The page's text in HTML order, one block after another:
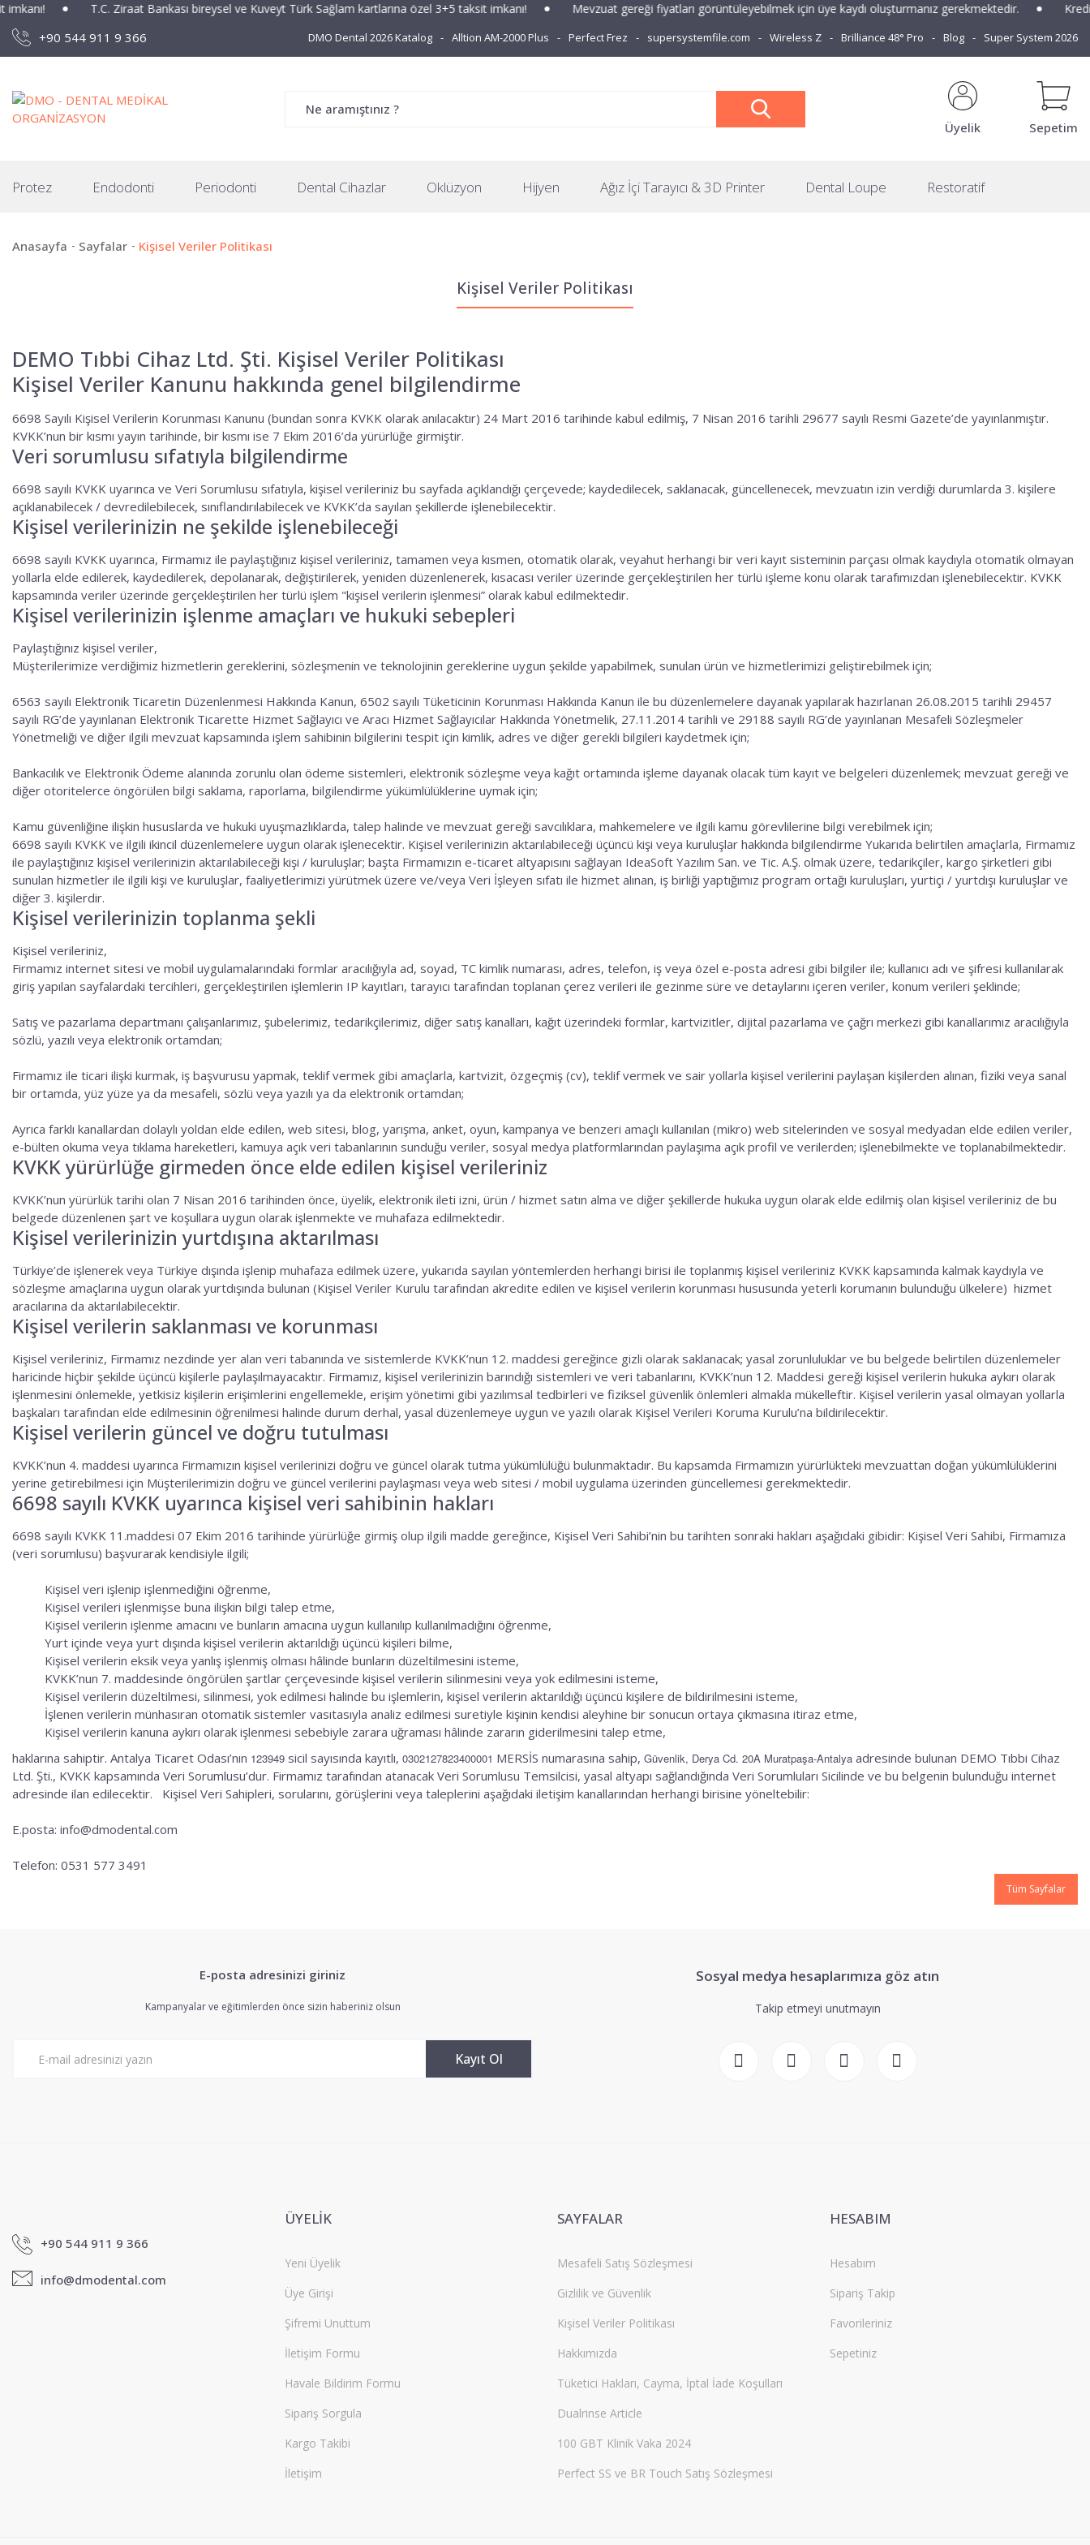
T.C. Ziraat Bankası bireysel ve Kuveyt Türk Sağlam kartlarına özel 3+5 taksit imkanı! Mevzuat gereği fiyatları görüntüleyebilmek için üye kaydı oluşturmanız gerekmektedir. Kredi
+90 544 911 9 366 DMO Dental 2026 Katalog Alltion AM-2000 Plus Perfect Frez supersystemfile.com Wireless Z Brilliance 48° Pro Blog Super System 2026
Üyelik Sepetim
Protez Endodonti Periodonti Dental Cihazlar Oklüzyon Hijyen Ağız İçi Tarayıcı & 3D Printer Dental Loupe Restoratif
Anasayfa Sayfalar Kişisel Veriler Politikası
Kişisel Veriler Politikası
DEMO Tıbbi Cihaz Ltd. Şti. Kişisel Veriler Politikası
Kişisel Veriler Kanunu hakkında genel bilgilendirme
6698 Sayılı Kişisel Verilerin Korunması Kanunu (bundan sonra KVKK olarak anılacaktır) 24 Mart 2016 tarihinde kabul edilmiş, 7 Nisan 2016 tarihli 29677 sayılı Resmi Gazete’de yayınlanmıştır.
KVKK’nun bir kısmı yayın tarihinde, bir kısmı ise 7 Ekim 2016’da yürürlüğe girmiştir.
Veri sorumlusu sıfatıyla bilgilendirme
6698 sayılı KVKK uyarınca ve Veri Sorumlusu sıfatıyla, kişisel verileriniz bu sayfada açıklandığı çerçevede; kaydedilecek, saklanacak, güncellenecek, mevzuatın izin verdiği durumlarda 3. kişilere
açıklanabilecek / devredilebilecek, sınıflandırılabilecek ve KVKK’da sayılan şekillerde işlenebilecektir.
Kişisel verilerinizin ne şekilde işlenebileceği
6698 sayılı KVKK uyarınca, Firmamız ile paylaştığınız kişisel verileriniz, tamamen veya kısmen, otomatik olarak, veyahut herhangi bir veri kayıt sisteminin parçası olmak kaydıyla otomatik olmayan
yollarla elde edilerek, kaydedilerek, depolanarak, değiştirilerek, yeniden düzenlenerek, kısacası veriler üzerinde gerçekleştirilen her türlü işleme konu olarak tarafımızdan işlenebilecektir. KVKK
kapsamında veriler üzerinde gerçekleştirilen her türlü işlem "kişisel verilerin işlenmesi” olarak kabul edilmektedir.
Kişisel verilerinizin işlenme amaçları ve hukuki sebepleri
Paylaştığınız kişisel veriler,
Müşterilerimize verdiğimiz hizmetlerin gereklerini, sözleşmenin ve teknolojinin gereklerine uygun şekilde yapabilmek, sunulan ürün ve hizmetlerimizi geliştirebilmek için;
6563 sayılı Elektronik Ticaretin Düzenlenmesi Hakkında Kanun, 6502 sayılı Tüketicinin Korunması Hakkında Kanun ile bu düzenlemelere dayanak yapılarak hazırlanan 26.08.2015 tarihli 29457
sayılı RG’de yayınlanan Elektronik Ticarette Hizmet Sağlayıcı ve Aracı Hizmet Sağlayıcılar Hakkında Yönetmelik, 27.11.2014 tarihli ve 29188 sayılı RG’de yayınlanan Mesafeli Sözleşmeler
Yönetmeliği ve diğer ilgili mevzuat kapsamında işlem sahibinin bilgilerini tespit için kimlik, adres ve diğer gerekli bilgileri kaydetmek için;
Bankacılık ve Elektronik Ödeme alanında zorunlu olan ödeme sistemleri, elektronik sözleşme veya kağıt ortamında işleme dayanak olacak tüm kayıt ve belgeleri düzenlemek; mevzuat gereği ve
diğer otoritelerce öngörülen bilgi saklama, raporlama, bilgilendirme yükümlülüklerine uymak için;
Kamu güvenliğine ilişkin hususlarda ve hukuki uyuşmazlıklarda, talep halinde ve mevzuat gereği savcılıklara, mahkemelere ve ilgili kamu görevlilerine bilgi verebilmek için;
6698 sayılı KVKK ve ilgili ikincil düzenlemelere uygun olarak işlenecektir. Kişisel verilerinizin aktarılabileceği üçüncü kişi veya kuruluşlar hakkında bilgilendirme Yukarıda belirtilen amaçlarla, Firmamız
ile paylaştığınız kişisel verilerinizin aktarılabileceği kişi / kuruluşlar; başta Firmamızın e-ticaret altyapısını sağlayan IdeaSoft Yazılım San. ve Tic. A.Ş. olmak üzere, tedarikçiler, kargo şirketleri gibi
sunulan hizmetler ile ilgili kişi ve kuruluşlar, faaliyetlerimizi yürütmek üzere ve/veya Veri İşleyen sıfatı ile hizmet alınan, iş birliği yaptığımız program ortağı kuruluşları, yurtiçi / yurtdışı kuruluşlar ve
diğer 3. kişilerdir.
Kişisel verilerinizin toplanma şekli
Kişisel verileriniz,
Firmamız internet sitesi ve mobil uygulamalarındaki formlar aracılığıyla ad, soyad, TC kimlik numarası, adres, telefon, iş veya özel e-posta adresi gibi bilgiler ile; kullanıcı adı ve şifresi kullanılarak
giriş yapılan sayfalardaki tercihleri, gerçekleştirilen işlemlerin IP kayıtları, tarayıcı tarafından toplanan çerez verileri ile gezinme süre ve detaylarını içeren veriler, konum verileri şeklinde;
Satış ve pazarlama departmanı çalışanlarımız, şubelerimiz, tedarikçilerimiz, diğer satış kanalları, kağıt üzerindeki formlar, kartvizitler, dijital pazarlama ve çağrı merkezi gibi kanallarımız aracılığıyla
sözlü, yazılı veya elektronik ortamdan;
Firmamız ile ticari ilişki kurmak, iş başvurusu yapmak, teklif vermek gibi amaçlarla, kartvizit, özgeçmiş (cv), teklif vermek ve sair yollarla kişisel verilerini paylaşan kişilerden alınan, fiziki veya sanal
bir ortamda, yüz yüze ya da mesafeli, sözlü veya yazılı ya da elektronik ortamdan;
Ayrıca farklı kanallardan dolaylı yoldan elde edilen, web sitesi, blog, yarışma, anket, oyun, kampanya ve benzeri amaçlı kullanılan (mikro) web sitelerinden ve sosyal medyadan elde edilen veriler,
e-bülten okuma veya tıklama hareketleri, kamuya açık veri tabanlarının sunduğu veriler, sosyal medya platformlarından paylaşıma açık profil ve verilerden; işlenebilmekte ve toplanabilmektedir.
KVKK yürürlüğe girmeden önce elde edilen kişisel verileriniz
KVKK’nun yürürlük tarihi olan 7 Nisan 2016 tarihinden önce, üyelik, elektronik ileti izni, ürün / hizmet satın alma ve diğer şekillerde hukuka uygun olarak elde edilmiş olan kişisel verileriniz de bu
belgede düzenlenen şart ve koşullara uygun olarak işlenmekte ve muhafaza edilmektedir.
Kişisel verilerinizin yurtdışına aktarılması
Türkiye’de işlenerek veya Türkiye dışında işlenip muhafaza edilmek üzere, yukarıda sayılan yöntemlerden herhangi birisi ile toplanmış kişisel verileriniz KVKK kapsamında kalmak kaydıyla ve
sözleşme amaçlarına uygun olarak yurtdışında bulunan (Kişisel Veriler Kurulu tarafından akredite edilen ve kişisel verilerin korunması hususunda yeterli korumanın bulunduğu ülkelere) hizmet
aracılarına da aktarılabilecektir.
Kişisel verilerin saklanması ve korunması
Kişisel verileriniz, Firmamız nezdinde yer alan veri tabanında ve sistemlerde KVKK’nun 12. maddesi gereğince gizli olarak saklanacak; yasal zorunluluklar ve bu belgede belirtilen düzenlemeler
haricinde hiçbir şekilde üçüncü kişilerle paylaşılmayacaktır. Firmamız, kişisel verilerinizin barındığı sistemleri ve veri tabanlarını, KVKK’nun 12. Maddesi gereği kişisel verilerin hukuka aykırı olarak
işlenmesini önlemekle, yetkisiz kişilerin erişimlerini engellemekle, erişim yönetimi gibi yazılımsal tedbirleri ve fiziksel güvenlik önlemleri almakla mükelleftir. Kişisel verilerin yasal olmayan yollarla
başkaları tarafından elde edilmesinin öğrenilmesi halinde durum derhal, yasal düzenlemeye uygun ve yazılı olarak Kişisel Verileri Koruma Kurulu’na bildirilecektir.
Kişisel verilerin güncel ve doğru tutulması
KVKK’nun 4. maddesi uyarınca Firmamızın kişisel verilerinizi doğru ve güncel olarak tutma yükümlülüğü bulunmaktadır. Bu kapsamda Firmamızın yürürlükteki mevzuattan doğan yükümlülüklerini
yerine getirebilmesi için Müşterilerimizin doğru ve güncel verilerini paylaşması veya web sitesi / mobil uygulama üzerinden güncellemesi gerekmektedir.
6698 sayılı KVKK uyarınca kişisel veri sahibinin hakları
6698 sayılı KVKK 11.maddesi 07 Ekim 2016 tarihinde yürürlüğe girmiş olup ilgili madde gereğince, Kişisel Veri Sahibi’nin bu tarihten sonraki hakları aşağıdaki gibidir: Kişisel Veri Sahibi, Firmamıza
(veri sorumlusu) başvurarak kendisiyle ilgili;
Kişisel veri işlenip işlenmediğini öğrenme,
Kişisel verileri işlenmişse buna ilişkin bilgi talep etme,
Kişisel verilerin işlenme amacını ve bunların amacına uygun kullanılıp kullanılmadığını öğrenme,
Yurt içinde veya yurt dışında kişisel verilerin aktarıldığı üçüncü kişileri bilme,
Kişisel verilerin eksik veya yanlış işlenmiş olması hâlinde bunların düzeltilmesini isteme,
KVKK’nun 7. maddesinde öngörülen şartlar çerçevesinde kişisel verilerin silinmesini veya yok edilmesini isteme,
Kişisel verilerin düzeltilmesi, silinmesi, yok edilmesi halinde bu işlemlerin, kişisel verilerin aktarıldığı üçüncü kişilere de bildirilmesini isteme,
İşlenen verilerin münhasıran otomatik sistemler vasıtasıyla analiz edilmesi suretiyle kişinin kendisi aleyhine bir sonucun ortaya çıkmasına itiraz etme,
Kişisel verilerin kanuna aykırı olarak işlenmesi sebebiyle zarara uğraması hâlinde zararın giderilmesini talep etme,
haklarına sahiptir. Antalya Ticaret Odası’nın 123949 sicil sayısında kayıtlı, 0302127823400001 MERSİS numarasına sahip, Güvenlik, Derya Cd. 20A Muratpaşa-Antalya adresinde bulunan DEMO Tıbbi Cihaz
Ltd. Şti., KVKK kapsamında Veri Sorumlusu’dur. Firmamız tarafından atanacak Veri Sorumlusu Temsilcisi, yasal altyapı sağlandığında Veri Sorumluları Sicilinde ve bu belgenin bulunduğu internet
adresinde ilan edilecektir. Kişisel Veri Sahipleri, sorularını, görüşlerini veya taleplerini aşağıdaki iletişim kanallarından herhangi birisine yöneltebilir:
E.posta: info@dmodental.com
Telefon: 0531 577 3491
Tüm Sayfalar
E-posta adresinizi giriniz
Kampanyalar ve eğitimlerden önce sizin haberiniz olsun
Kayıt Ol
Sosyal medya hesaplarımıza göz atın
Takip etmeyi unutmayın
+90 544 911 9 366
info@dmodental.com
ÜYELİK
Yeni Üyelik
Üye Girişi
Şifremi Unuttum
İletişim Formu
Havale Bildirim Formu
Sipariş Sorgula
Kargo Takibi
İletişim
SAYFALAR
Mesafeli Satış Sözleşmesi
Gizlilik ve Güvenlik
Kişisel Veriler Politikası
Hakkımızda
Tüketici Hakları, Cayma, İptal İade Koşulları
Dualrinse Article
100 GBT Klinik Vaka 2024
Perfect SS ve BR Touch Satış Sözleşmesi
HESABIM
Hesabım
Sipariş Takip
Favorileriniz
Sepetiniz